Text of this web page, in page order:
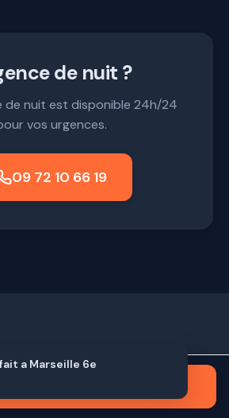
de nuit ?
de nuit est disponible 24h/24
vos urgences.
09 72 10 66 19
coin.fr
a Marseille 6e